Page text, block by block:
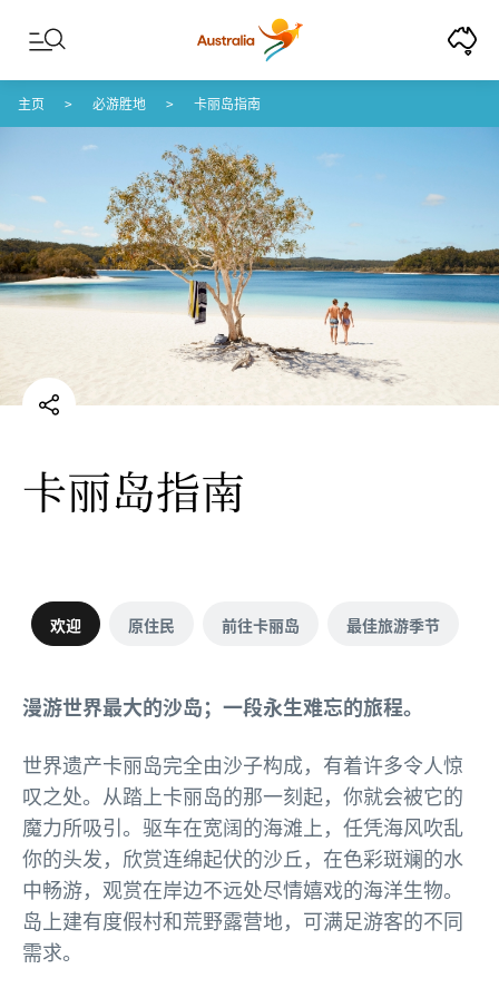
Skip to content
Skip to footer navigation
主页 必游胜地 卡丽岛指南
卡丽岛指南
欢迎 原住民 前往卡丽岛 最佳旅游季节
漫游世界最大的沙岛；一段永生难忘的旅程。
世界遗产卡丽岛完全由沙子构成，有着许多令人惊
叹之处。从踏上卡丽岛的那一刻起，你就会被它的
魔力所吸引。驱车在宽阔的海滩上，任凭海风吹乱
你的头发，欣赏连绵起伏的沙丘，在色彩斑斓的水
中畅游，观赏在岸边不远处尽情嬉戏的海洋生物。
岛上建有度假村和荒野露营地，可满足游客的不同
需求。